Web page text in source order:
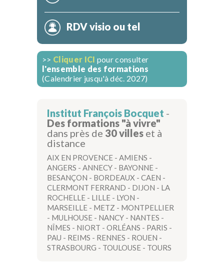
RDV visio ou tel
>> Cliquer ICI pour consulter
l'ensemble des formations
(Calendrier jusqu'à déc. 2027)
Institut François Bocquet -
Des formations "à vivre"
dans près de 30 villes et à
distance
AIX EN PROVENCE - AMIENS -
ANGERS - ANNECY - BAYONNE -
BESANÇON - BORDEAUX - CAEN -
CLERMONT FERRAND - DIJON - LA
ROCHELLE - LILLE - LYON -
MARSEILLE - METZ - MONTPELLIER
- MULHOUSE - NANCY - NANTES -
NÎMES - NIORT - ORLÉANS - PARIS -
PAU - REIMS - RENNES - ROUEN -
STRASBOURG - TOULOUSE - TOURS